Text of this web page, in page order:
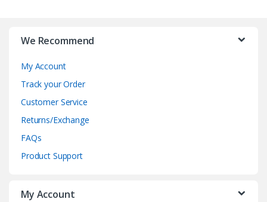
We Recommend
My Account
Track your Order
Customer Service
Returns/Exchange
FAQs
Product Support
My Account